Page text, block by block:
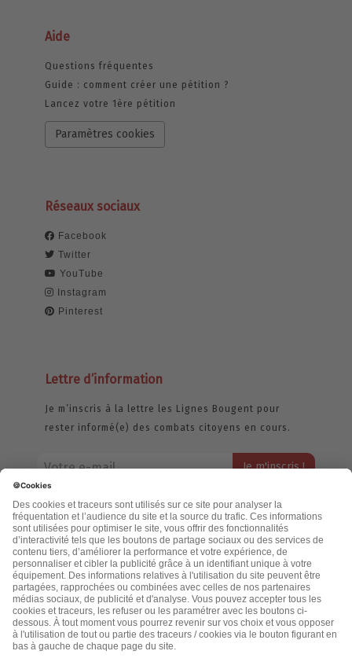
Aide
Questions fréquentes
Guide : comment créer une pétition ?
Lancez votre 1ère pétition
Paramètres cookies
Réseaux sociaux
Facebook
Twitter
YouTube
Instagram
Pinterest
Lettre d’information
Je m’inscris à la lettre les Lignes Bougent pour
rester informé(e) des combats citoyens en cours.
jamais échangée. Pour consulter notre politique de confidentialité,
cliquez ici.
Accueil
Politique de confidentialité
Cookies